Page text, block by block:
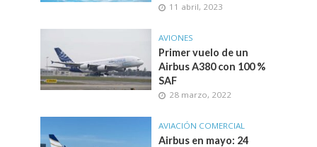
11 abril, 2023
AVIONES
Primer vuelo de un
Airbus A380 con 100 %
SAF
28 marzo, 2022
AVIACIÓN COMERCIAL
Airbus en mayo: 24